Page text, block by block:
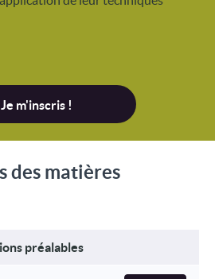
Je m'inscris !
des matières
préalables